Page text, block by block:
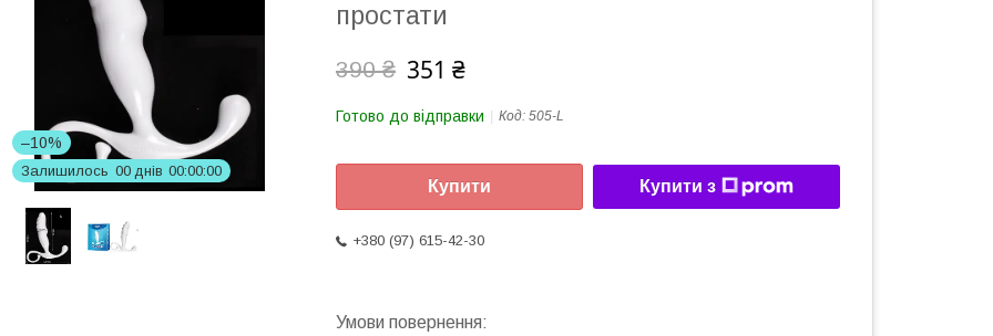
–10%
Залишилось 00 днів 00 00 00
простати
390 ₴ 351 ₴
Готово до відправки Код: 505-L
Купити Купити з
+380 (97) 615-42-30